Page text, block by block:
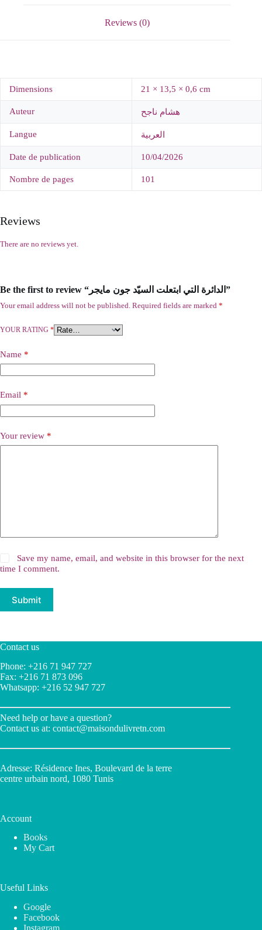
Reviews (0)
Dimensions 21 × 13,5 × 0,6 cm
Auteur هشام ناجح
Langue العربية
Date de publication 10/04/2026
Nombre de pages 101
Reviews
There are no reviews yet.
Be the first to review “الدائرة التي ابتعلت السيّد جون مايجر”
Your email address will not be published. Required fields are marked *
YOUR RATING *
Name *
Email *
Your review *
Save my name, email, and website in this browser for the next
time I comment.
Submit
Contact us
Phone: +216 71 947 727
Fax: +216 71 873 096
Whatsapp: +216 52 947 727
Need help or have a question?
Contact us at: contact@maisondulivretn.com
Adresse: Résidence Ines, Boulevard de la terre
centre urbain nord, 1080 Tunis
Account
Books
My Cart
Useful Links
Google
Facebook